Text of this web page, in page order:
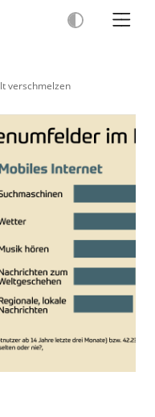
verschmelzen